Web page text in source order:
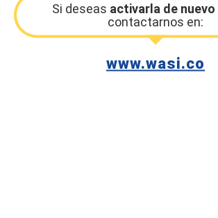
Si deseas activarla de nuevo
contactarnos en:
www.wasi.co